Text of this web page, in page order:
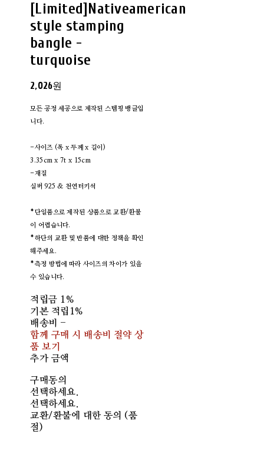
[Limited]Nativeamerican
style stamping
bangle -
turquoise
2,026원
모든 공정 세공으로 제작된 스템핑 뱅글입
니다.
-사이즈 (폭 x 두께 x 길이)
3.35cm x 7t x 15cm
-재질
실버 925 & 천연터키석
*단일품으로 제작된 상품으로 교환/환불
이 어렵습니다.
*하단의 교환 및 반품에 대한 정책을 확인
해주세요.
*측정 방법에 따라 사이즈의 차이가 있을
수 있습니다.
적립금 1%
기본 적립 1%
배송비 -
함께 구매 시 배송비 절약 상
품 보기
추가 금액
구매동의
선택하세요.
선택하세요.
교환/환불에 대한 동의 (품
절)